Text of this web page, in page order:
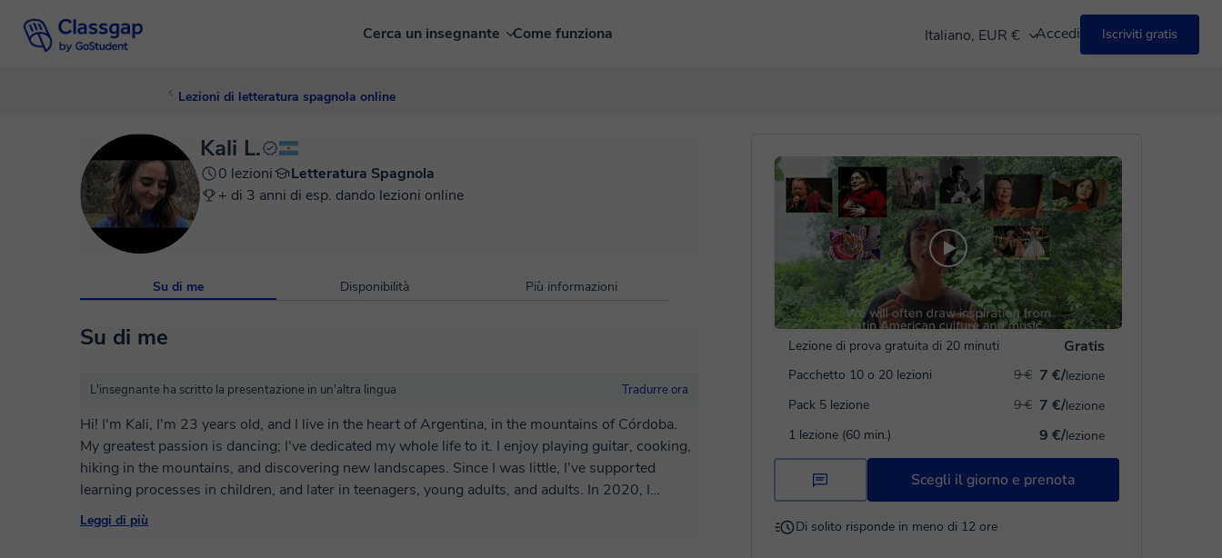
Cerca un insegnante Come funziona Italiano, EUR € Accedi Iscriviti gratis
Lezioni di letteratura spagnola online
Lezione di prova gratuita di 20 minuti Gratis
Pacchetto 10 o 20 lezioni 7 €/lezione
9 €
Pack 5 lezione
7 €/lezione
9 €
1 lezione (60 min.)
9 €/lezione
Scegli il giorno e prenota
Di solito risponde in meno di 12 ore
Kali L.
0 lezioni
Letteratura Spagnola
+ di 3 anni di esp. dando lezioni online
Su di me Disponibilità Più informazioni
Su di me
L'insegnante ha scritto la presentazione in un'altra lingua Tradurre ora
Hi! I'm Kali, I'm 23 years old, and I live in the heart of Argentina, in the mountains of Córdoba.
My greatest passion is dancing; I've dedicated my whole life to it. I enjoy playing guitar, cooking,
hiking in the mountains, and discovering new landscapes. Since I was little, I've supported
learning processes in children, and later in teenagers, young adults, and adults. In 2020, I
founded an alternative education school where I developed and implemented comprehensive
pedagogical approaches for several years. I worked integrating movement, language, and body
Leggi di più